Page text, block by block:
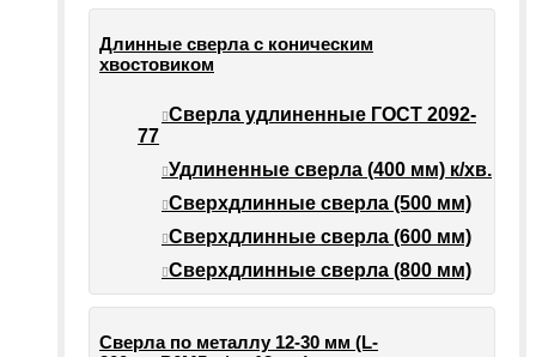
Длинные сверла с коническим
хвостовиком
Сверла удлиненные ГОСТ 2092-
77
Удлиненные сверла (400 мм) к/хв.
Сверхдлинные сверла (500 мм)
Сверхдлинные сверла (600 мм)
Сверхдлинные сверла (800 мм)
Сверла по металлу 12-30 мм (L-